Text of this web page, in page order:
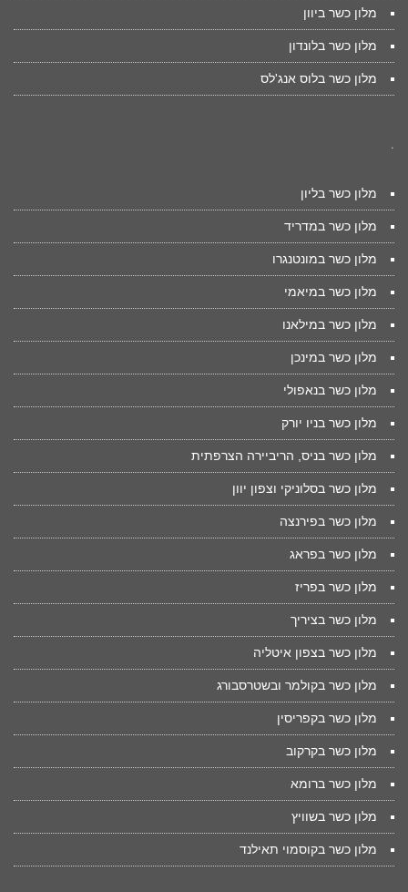
מלון כשר ביוון
מלון כשר בלונדון
מלון כשר בלוס אנג'לס
.
מלון כשר בליון
מלון כשר במדריד
מלון כשר במונטנגרו
מלון כשר במיאמי
מלון כשר במילאנו
מלון כשר במינכן
מלון כשר בנאפולי
מלון כשר בניו יורק
מלון כשר בניס, הריביירה הצרפתית
מלון כשר בסלוניקי וצפון יוון
מלון כשר בפירנצה
מלון כשר בפראג
מלון כשר בפריז
מלון כשר בציריך
מלון כשר בצפון איטליה
מלון כשר בקולמר ובשטרסבורג
מלון כשר בקפריסין
מלון כשר בקרקוב
מלון כשר ברומא
מלון כשר בשוויץ
מלון כשר בקוסמוי תאילנד